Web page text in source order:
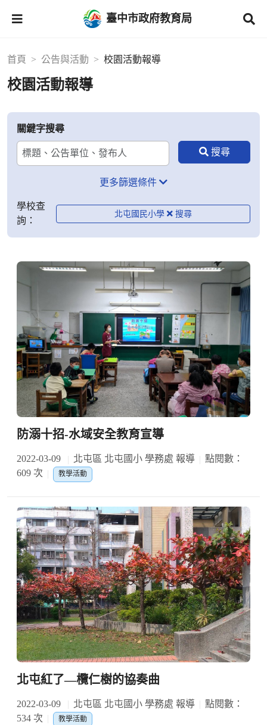
臺中市政府教育局
首頁 公告與活動 校園活動報導
校園活動報導
關鍵字搜尋
更多篩選條件
學校查
詢：
北屯國民小學
防溺十招-水域安全教育宣導
2022-03-09 北屯區 北屯國小 學務處 報導
點閱數：
609 次
教學活動
北屯紅了—欖仁樹的協奏曲
2022-03-09 北屯區 北屯國小 學務處 報導
點閱數：
534 次
教學活動